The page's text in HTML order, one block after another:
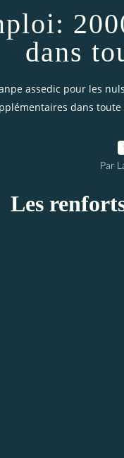
dans
assedic pour les nuls
dans toute
Par
Les